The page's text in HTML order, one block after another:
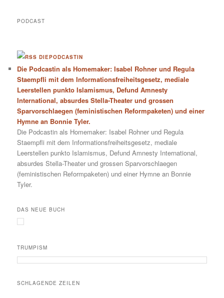
PODCAST
DIEPODCASTIN
Die Podcastin als Homemaker: Isabel Rohner und Regula
Staempfli mit dem Informationsfreiheitsgesetz, mediale
Leerstellen punkto Islamismus, Defund Amnesty
International, absurdes Stella-Theater und grossen
Sparvorschlaegen (feministischen Reformpaketen) und einer
Hymne an Bonnie Tyler.
Die Podcastin als Homemaker: Isabel Rohner und Regula
Staempfli mit dem Informationsfreiheitsgesetz, mediale
Leerstellen punkto Islamismus, Defund Amnesty International,
absurdes Stella-Theater und grossen Sparvorschlaegen
(feministischen Reformpaketen) und einer Hymne an Bonnie
Tyler.
DAS NEUE BUCH
TRUMPISM
SCHLAGENDE ZEILEN